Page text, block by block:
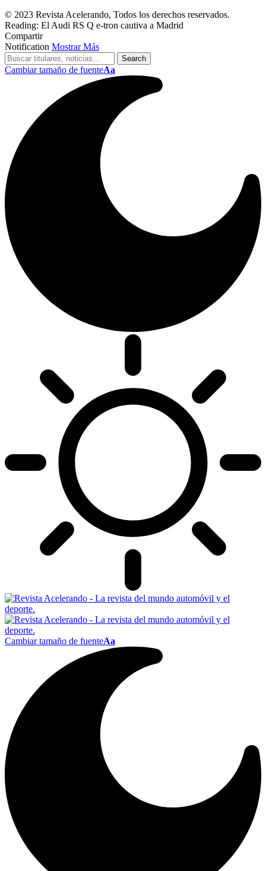
© 2023 Revista Acelerando, Todos los derechos reservados.
Reading: El Audi RS Q e-tron cautiva a Madrid
Compartir
Notification Mostrar Más
Cambiar tamaño de fuenteAa
Cambiar tamaño de fuenteAa